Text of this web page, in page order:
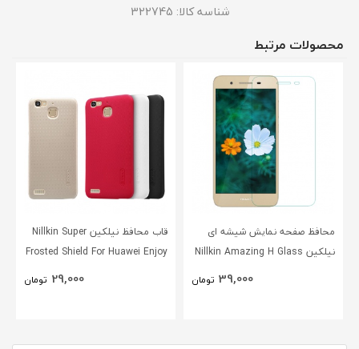
شناسه کالا: 322745
محصولات مرتبط
محافظ صفحه نمایش شیشه ای
نیلکین Nillkin Amazing H Glass
Screen Protector For Huawei
39,000 تومان
قاب محافظ نیلکین Nillkin Super
Frosted Shield For Huawei Enjoy
29,000 تومان